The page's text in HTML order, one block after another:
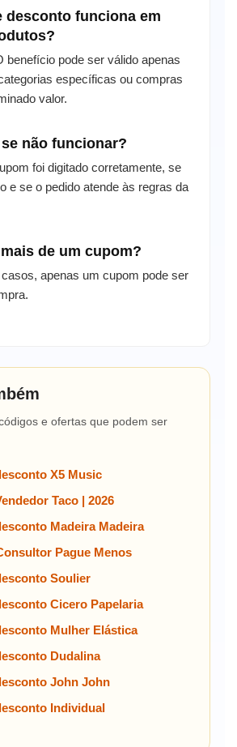
desconto funciona em
benefício pode ser válido apenas
específicas ou compras
valor.
não funcionar?
foi digitado corretamente, se
e se o pedido atende às regras da
de um cupom?
apenas um cupom pode ser
e ofertas que podem ser
X5 Music
Taco | 2026
Madeira Madeira
Pague Menos
Soulier
Cicero Papelaria
Mulher Elástica
Dudalina
John John
Individual